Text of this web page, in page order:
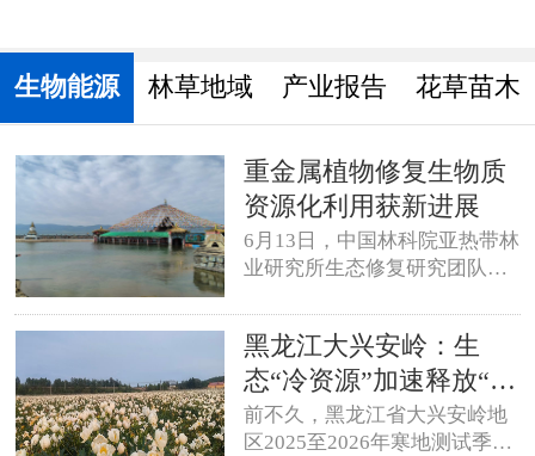
生物能源 林草地域 产业报告 花草苗木
重金属植物修复生物质
资源化利用获新进展
6月13日，中国林科院亚热带林
业研究所生态修复研究团队在
与杂化材料》在线发表最新研
究论文，该团队在重金属污染
土壤植物修复配套技术领域取
得重要进展。
黑龙江大兴安岭：生
态“冷资源”加速释放“新
动能”
前不久，黑龙江省大兴安岭地
区2025至2026年寒地测试季告